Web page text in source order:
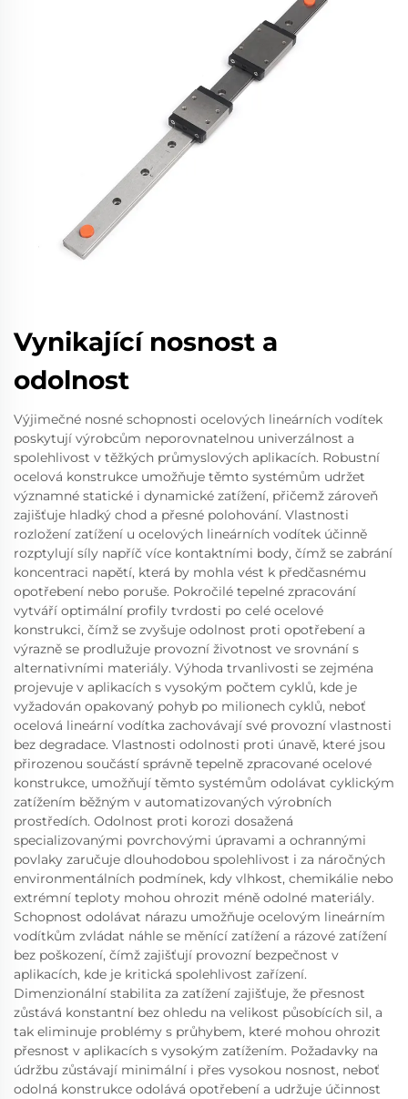
Vynikající nosnost a
odolnost
Výjimečné nosné schopnosti ocelových lineárních vodítek
poskytují výrobcům neporovnatelnou univerzálnost a
spolehlivost v těžkých průmyslových aplikacích. Robustní
ocelová konstrukce umožňuje těmto systémům udržet
významné statické i dynamické zatížení, přičemž zároveň
zajišťuje hladký chod a přesné polohování. Vlastnosti
rozložení zatížení u ocelových lineárních vodítek účinně
rozptylují síly napříč více kontaktními body, čímž se zabrání
koncentraci napětí, která by mohla vést k předčasnému
opotřebení nebo poruše. Pokročilé tepelné zpracování
vytváří optimální profily tvrdosti po celé ocelové
konstrukci, čímž se zvyšuje odolnost proti opotřebení a
výrazně se prodlužuje provozní životnost ve srovnání s
alternativními materiály. Výhoda trvanlivosti se zejména
projevuje v aplikacích s vysokým počtem cyklů, kde je
vyžadován opakovaný pohyb po milionech cyklů, neboť
ocelová lineární vodítka zachovávají své provozní vlastnosti
bez degradace. Vlastnosti odolnosti proti únavě, které jsou
přirozenou součástí správně tepelně zpracované ocelové
konstrukce, umožňují těmto systémům odolávat cyklickým
zatížením běžným v automatizovaných výrobních
prostředích. Odolnost proti korozi dosažená
specializovanými povrchovými úpravami a ochrannými
povlaky zaručuje dlouhodobou spolehlivost i za náročných
environmentálních podmínek, kdy vlhkost, chemikálie nebo
extrémní teploty mohou ohrozit méně odolné materiály.
Schopnost odolávat nárazu umožňuje ocelovým lineárním
vodítkům zvládat náhle se měnící zatížení a rázové zatížení
bez poškození, čímž zajišťují provozní bezpečnost v
aplikacích, kde je kritická spolehlivost zařízení.
Dimenzionální stabilita za zatížení zajišťuje, že přesnost
zůstává konstantní bez ohledu na velikost působících sil, a
tak eliminuje problémy s průhybem, které mohou ohrozit
přesnost v aplikacích s vysokým zatížením. Požadavky na
údržbu zůstávají minimální i přes vysokou nosnost, neboť
odolná konstrukce odolává opotřebení a udržuje účinnost